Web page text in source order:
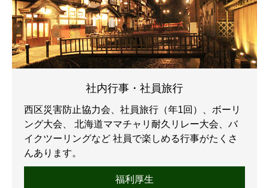
社内行事・社員旅行
西区災害防止協力会、社員旅行（年1回）、ボーリ
ング大会、
北海道ママチャリ耐久リレー大会、バ
イクツーリングなど 社員で楽しめる行事がたくさ
んあります。
福利厚生